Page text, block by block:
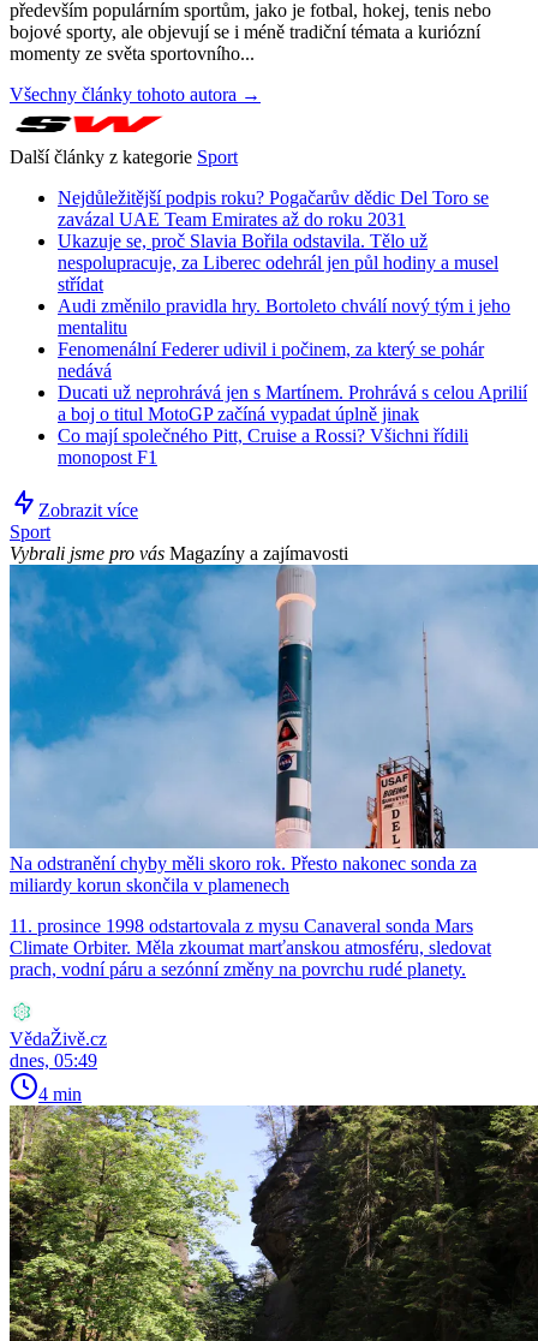
především populárním sportům, jako je fotbal, hokej, tenis nebo
bojové sporty, ale objevují se i méně tradiční témata a kuriózní
momenty ze světa sportovního...
Všechny články tohoto autora →
Další články z kategorie Sport
Nejdůležitější podpis roku? Pogačarův dědic Del Toro se
zavázal UAE Team Emirates až do roku 2031
Ukazuje se, proč Slavia Bořila odstavila. Tělo už
nespolupracuje, za Liberec odehrál jen půl hodiny a musel
střídat
Audi změnilo pravidla hry. Bortoleto chválí nový tým i jeho
mentalitu
Fenomenální Federer udivil i počinem, za který se pohár
nedává
Ducati už neprohrává jen s Martínem. Prohrává s celou Aprilií
a boj o titul MotoGP začíná vypadat úplně jinak
Co mají společného Pitt, Cruise a Rossi? Všichni řídili
monopost F1
Zobrazit více
Sport
Vybrali jsme pro vás Magazíny a zajímavosti
Na odstranění chyby měli skoro rok. Přesto nakonec sonda za
miliardy korun skončila v plamenech
11. prosince 1998 odstartovala z mysu Canaveral sonda Mars
Climate Orbiter. Měla zkoumat marťanskou atmosféru, sledovat
prach, vodní páru a sezónní změny na povrchu rudé planety.
VědaŽivě.cz
dnes, 05:49
4 min